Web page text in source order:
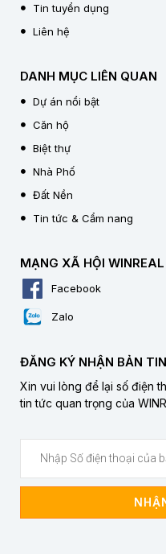
Tin tuyển dụng
Liên hệ
DANH MỤC LIÊN QUAN
Dự án nổi bật
Căn hộ
Biệt thự
Nhà Phố
Đất Nền
Tin tức & Cẩm nang
MẠNG XÃ HỘI WINREAL
Facebook
Zalo
ĐĂNG KÝ NHẬN BẢN TIN
Xin vui lòng để lại số điện
tin tức quan trọng của